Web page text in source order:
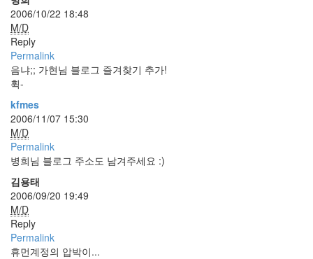
2006/10/22 18:48
M/D
Reply
Permalink
음냐;; 가현님 블로그 즐겨찾기 추가!
휙-
kfmes
2006/11/07 15:30
M/D
Permalink
병희님 블로그 주소도 남겨주세요 :)
김용태
2006/09/20 19:49
M/D
Reply
Permalink
휴먼계정의 압박이...
터
Notices
Find!
Categories
전
체
264
blog
40
재
미